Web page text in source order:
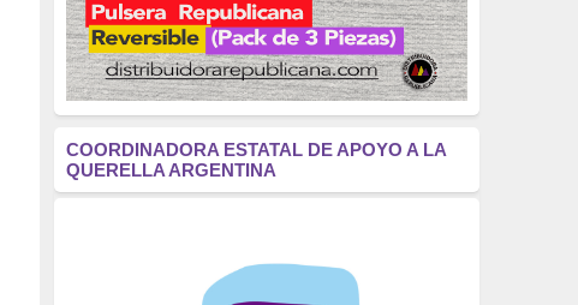
genocidio
(1234)
mujer
(1070)
Eventos
(914)
Crímenes del franquismo
(721)
COORDINADORA ESTATAL DE APOYO A LA
QUERELLA ARGENTINA